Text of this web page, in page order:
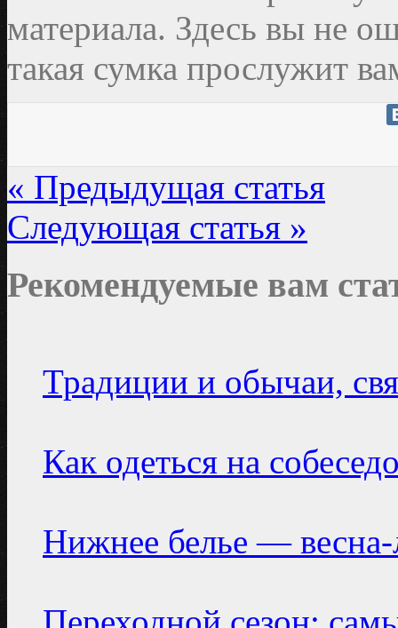
материала. Здесь вы не
такая сумка прослужит
« Предыдущая статья
Следующая статья »
Рекомендуемые вам
Традиции и обычаи,
Как одеться на
Нижнее белье — весна-